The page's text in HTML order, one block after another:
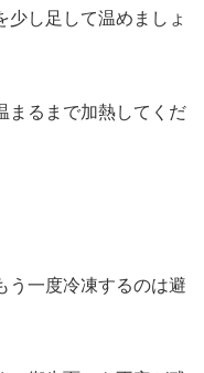
少し足して温めましょ
まるまで加熱してくだ
う一度冷凍するのは避